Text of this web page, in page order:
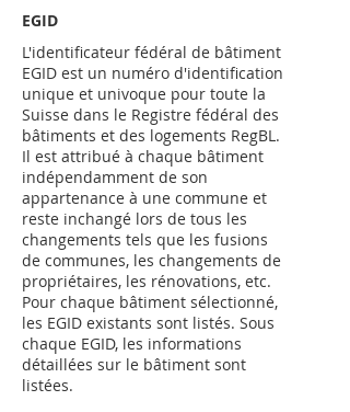
EGID
L'identificateur fédéral de bâtiment
EGID est un numéro d'identification
unique et univoque pour toute la
Suisse dans le Registre fédéral des
bâtiments et des logements RegBL.
Il est attribué à chaque bâtiment
indépendamment de son
appartenance à une commune et
reste inchangé lors de tous les
changements tels que les fusions
de communes, les changements de
propriétaires, les rénovations, etc.
Pour chaque bâtiment sélectionné,
les EGID existants sont listés. Sous
chaque EGID, les informations
détaillées sur le bâtiment sont
listées.